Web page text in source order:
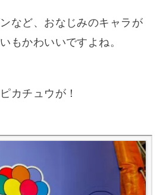
など、おなじみのキャラが
もかわいいですよね。
カチュウが！